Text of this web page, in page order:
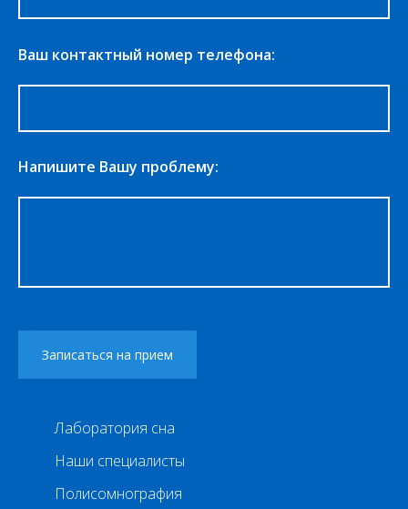
Ваш контактный номер телефона:
Напишите Вашу проблему:
Лаборатория сна
Наши специалисты
Полисомнография